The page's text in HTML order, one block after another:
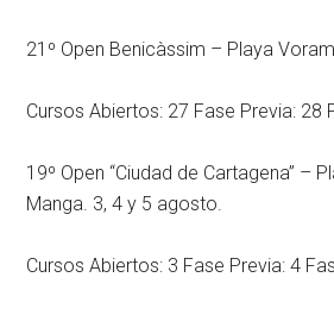
21º Open Benicàssim – Playa
Cursos Abiertos: 27 Fase Previa: 28
19º Open “Ciudad de Cartagena” –
Manga. 3, 4 y 5 agosto.
Cursos Abiertos: 3 Fase Previa: 4